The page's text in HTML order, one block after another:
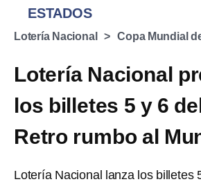
ESTADOS
Lotería Nacional Copa Mundial
Lotería Nacional
los billetes 5 y 6
Retro rumbo al
Lotería Nacional lanza los billetes